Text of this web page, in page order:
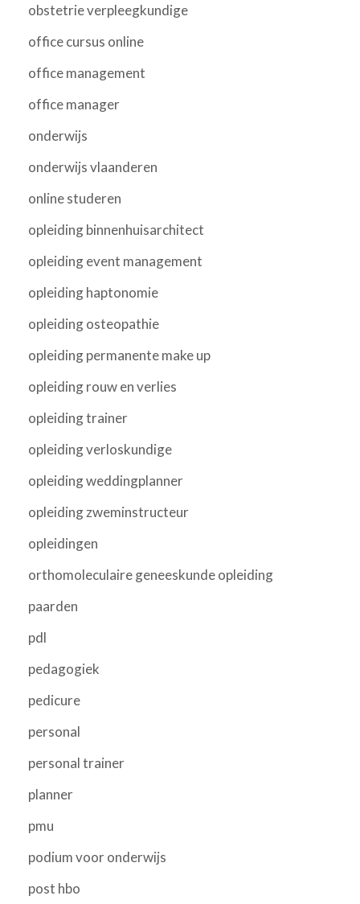
obstetrie verpleegkundige
office cursus online
office management
office manager
onderwijs
onderwijs vlaanderen
online studeren
opleiding binnenhuisarchitect
opleiding event management
opleiding haptonomie
opleiding osteopathie
opleiding permanente make up
opleiding rouw en verlies
opleiding trainer
opleiding verloskundige
opleiding weddingplanner
opleiding zweminstructeur
opleidingen
orthomoleculaire geneeskunde opleiding
paarden
pdl
pedagogiek
pedicure
personal
personal trainer
planner
pmu
podium voor onderwijs
post hbo